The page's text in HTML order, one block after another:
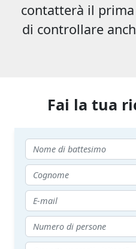
contatterà il
di controllare
Fai la tua